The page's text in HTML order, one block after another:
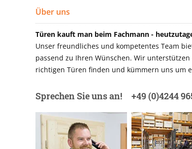
Über uns
Türen kauft man beim Fachmann -
Unser freundliches und kompetentes Team
passend zu Ihren Wünschen. Wir
richtigen Türen finden und kümmern uns um
Sprechen Sie uns an! +49 (0)4244